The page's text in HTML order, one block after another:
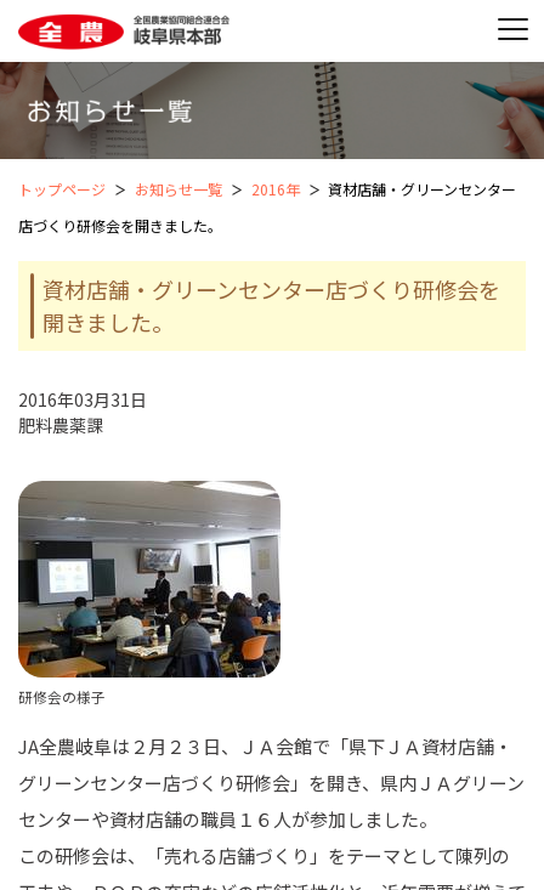
トップページ お知らせ一覧 2016年
資材店舗・グリーンセンター
店づくり研修会を開きました。
資材店舗・グリーンセンター店づくり研修会を
開きました。
2016年03月31日
肥料農薬課
研修会の様子
JA全農岐阜は２月２３日、ＪＡ会館で「県下ＪＡ資材店舗・
グリーンセンター店づくり研修会」を開き、県内ＪＡグリーン
センターや資材店舗の職員１６人が参加しました。
この研修会は、「売れる店舗づくり」をテーマとして陳列の